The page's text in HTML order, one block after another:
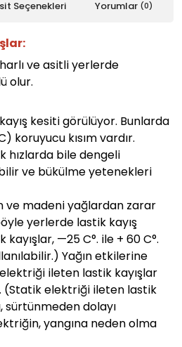
Seçenekleri Yorumlar (0)
ve asitli yerlerde
olur.
kesiti görülüyor. Bunlarda
koruyucu kısım vardır.
hızlarda bile dengeli
ve bükülme yetenekleri
ve madeni yağlardan zarar
yerlerde lastik kayış
kayışlar, —25 C°. ile + 60 C°.
Yağın etkilerine
ileten lastik kayışlar
(Statik elektriği ileten lastik
sürtünmeden dolayı
yangına neden olma